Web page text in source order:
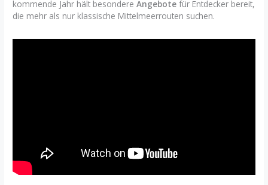
kommende Jahr hält besondereAngebote für Entdecker bereit,
die mehr als nur klassische Mittelmeerrouten suchen.